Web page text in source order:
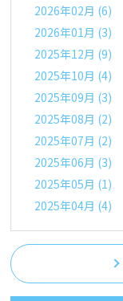
2026年02月 (6)
2026年01月 (3)
2025年12月 (9)
2025年10月 (4)
2025年09月 (3)
2025年08月 (2)
2025年07月 (2)
2025年06月 (3)
2025年05月 (1)
2025年04月 (4)